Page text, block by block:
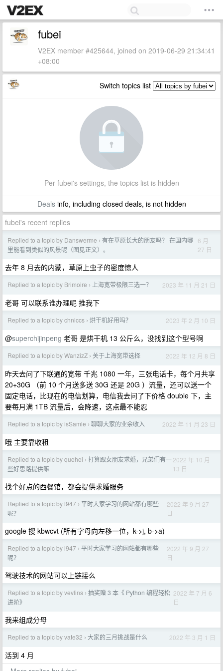
fubei
V2EX member #425644, joined on 2019-06-29 21:34:41
+08:00
Switch topics list
Per fubei's settings, the topics list is hidden
Dealsinfo, including closed deals, is not hidden
fubei's recent replies
Replied to a topic by Danswerme › 有在草原长大的朋友吗？ 在国内哪
里能看到类似的风景呢（图见正文）。
6 月
27 日
去年 8 月去的内蒙，草原上虫子的密度惊人
Replied to a topic by Brimoire › 上海宽带极限三选一？ 2023 年 11 月 21 日
老哥 可以联系谁办理呢 推我下
Replied to a topic by chniccs › 烘干机好用吗？ 2023 年 2 月 10 日
@superchijinpeng 老哥 是烘干机 13 公斤么，没找到这个型号啊
Replied to a topic by WanzizZ › 关于上海宽带选择 2022 年 12 月 8 日
昨天去问了下联通的宽带 千兆 1080 一年，三张电话卡，每个月共享
20+30G （前 10 个月送多送 30G 还是 20G ）流量，还可以送一个
固定电话，比现在的电信划算，电信我去问了下价格 double 下，主
要每月满 1TB 流量后，会降速，这点最不能忍
Replied to a topic by isSamle › 聊聊大家的业余收入 2022 年 11 月 23 日
哦 主要靠收租
Replied to a topic by quehei › 打算跟女朋友求婚，兄弟们有一
些好思路提供嘛
2022 年 10 月
13 日
找个好点的西餐馆，都会提供求婚服务
Replied to a topic by l947 › 平时大家学习的网站都有哪些
呢？
2022 年 9 月 27
日
google 搜 kbwcvt (所有字母向左移一位，k->j, b->a)
Replied to a topic by l947 › 平时大家学习的网站都有哪些
呢？
2022 年 9 月 27
日
驾驶技术的网站可以上链接么
Replied to a topic by vevlins › 抽奖赠 3 本《 Python 编程轻松
进阶》
2022 年 7 月 6
日
我来组成分母
Replied to a topic by vate32 › 大家的三月挑战是什么 2022 年 3 月 1 日
活到 4 月